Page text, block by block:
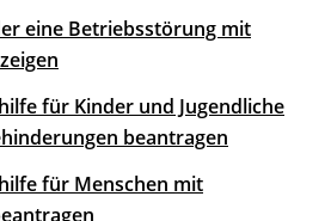
eine Betriebsstörung mit
für Kinder und Jugendliche
beantragen
für Menschen mit